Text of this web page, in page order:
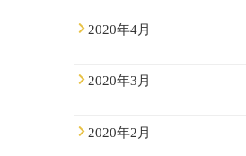
2020年4月
2020年3月
2020年2月